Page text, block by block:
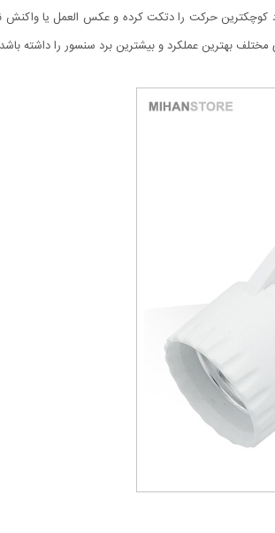
سنسور اینفرارد یا مادون قرمز با محدوده و زاویه دید 360 درجه کاملی که دارد کوچکترین حرکت را
بهترین عملکرد و بیشترین برد سنسور را داشته